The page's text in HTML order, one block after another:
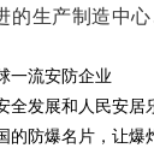
的生产制造中
一流安防企业
全发展和人民安居
的防爆名片，让爆